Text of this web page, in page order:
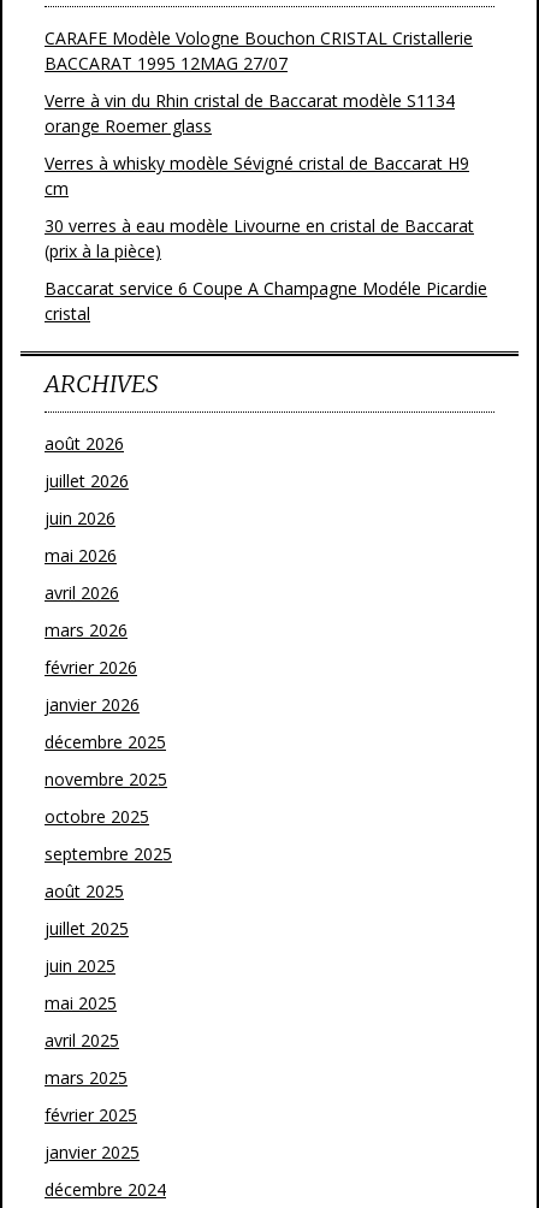
CARAFE Modèle Vologne Bouchon CRISTAL Cristallerie
BACCARAT 1995 12MAG 27/07
Verre à vin du Rhin cristal de Baccarat modèle S1134
orange Roemer glass
Verres à whisky modèle Sévigné cristal de Baccarat H9
cm
30 verres à eau modèle Livourne en cristal de Baccarat
(prix à la pièce)
Baccarat service 6 Coupe A Champagne Modéle Picardie
cristal
ARCHIVES
août 2026
juillet 2026
juin 2026
mai 2026
avril 2026
mars 2026
février 2026
janvier 2026
décembre 2025
novembre 2025
octobre 2025
septembre 2025
août 2025
juillet 2025
juin 2025
mai 2025
avril 2025
mars 2025
février 2025
janvier 2025
décembre 2024